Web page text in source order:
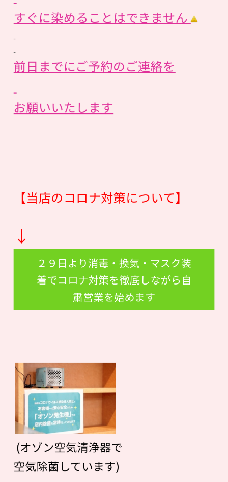
すぐに染めることはできません
前日までにご予約のご連絡を
お願いいたします
【当店のコロナ対策について】
↓
２９日より消毒・換気・マスク装
着でコロナ対策を徹底しながら自
粛営業を始めます
(オゾン空気清浄器で
空気除菌しています)